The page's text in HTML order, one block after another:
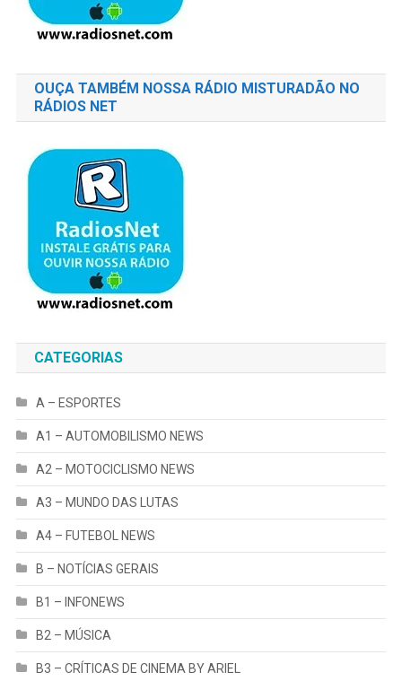
OUÇA TAMBÉM NOSSA RÁDIO MISTURADÃO NO
RÁDIOS NET
CATEGORIAS
A – ESPORTES
A1 – AUTOMOBILISMO NEWS
A2 – MOTOCICLISMO NEWS
A3 – MUNDO DAS LUTAS
A4 – FUTEBOL NEWS
B – NOTÍCIAS GERAIS
B1 – INFONEWS
B2 – MÚSICA
B3 – CRÍTICAS DE CINEMA BY ARIEL